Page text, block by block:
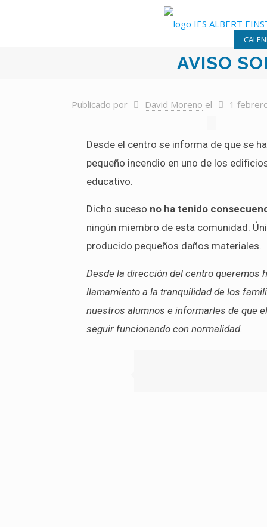
AVISO
Publicado por David Moreno el 1
Desde el centro se informa de que se
pequeño incendio en uno de los
educativo.
Dicho suceso no ha tenido
ningún miembro de esta comunidad.
producido pequeños daños materiales.
Desde la dirección del centro queremos
llamamiento a la tranquilidad de los
nuestros alumnos e informarles de que
seguir funcionando con normalidad.